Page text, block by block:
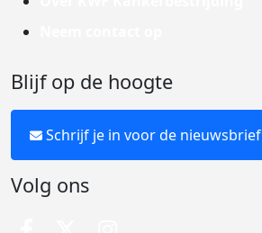
Blijf op de hoogte
Schrijf je in voor de nieuwsbrief
Volg ons